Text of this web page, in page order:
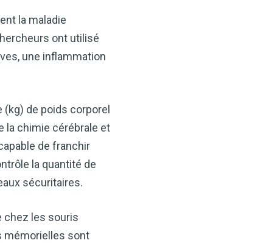
la maladie
ont utilisé
une inflammation
de poids corporel
la chimie cérébrale et
de franchir
la quantité de
sécuritaires.
chez les souris
mémorielles sont
il constitue un allié
cidre de pomme
!